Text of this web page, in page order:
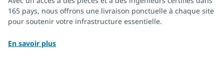
165 pays, nous offrons une livraison ponctuelle à chaque site
pour soutenir votre infrastructure essentielle.
En savoir plus